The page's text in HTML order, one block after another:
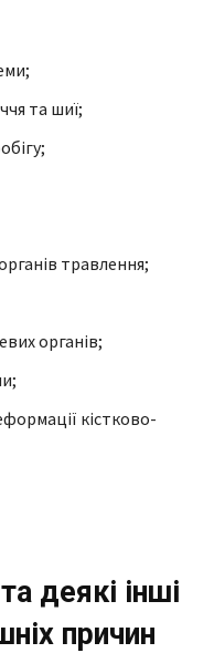
та шиї;
травлення;
органів;
кістково-
деякі інші
причин